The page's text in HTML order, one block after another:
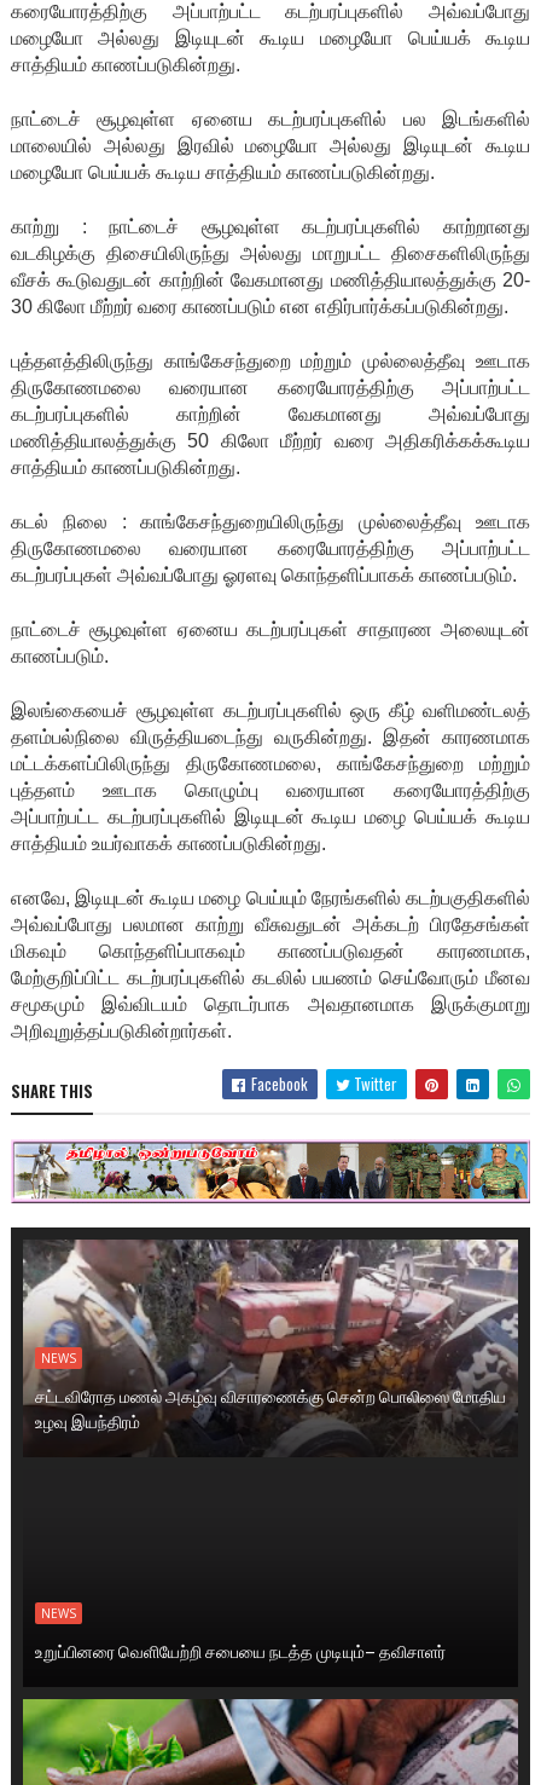
கரையோரத்திற்கு அப்பாற்பட்ட கடற்பரப்புகளில் அவ்வப்போது
மழையோ அல்லது இடியுடன் கூடிய மழையோ பெய்யக் கூடிய
சாத்தியம் காணப்படுகின்றது.
நாட்டைச் சூழவுள்ள ஏனைய கடற்பரப்புகளில் பல இடங்களில்
மாலையில் அல்லது இரவில் மழையோ அல்லது இடியுடன் கூடிய
மழையோ பெய்யக் கூடிய சாத்தியம் காணப்படுகின்றது.
காற்று : நாட்டைச் சூழவுள்ள கடற்பரப்புகளில் காற்றானது
வடகிழக்கு திசையிலிருந்து அல்லது மாறுபட்ட திசைகளிலிருந்து
வீசக் கூடுவதுடன் காற்றின் வேகமானது மணித்தியாலத்துக்கு 20-
30 கிலோ மீற்றர் வரை காணப்படும் என எதிர்பார்க்கப்படுகின்றது.
புத்தளத்திலிருந்து காங்கேசந்துறை மற்றும் முல்லைத்தீவு ஊடாக
திருகோணமலை வரையான கரையோரத்திற்கு அப்பாற்பட்ட
கடற்பரப்புகளில் காற்றின் வேகமானது அவ்வப்போது
மணித்தியாலத்துக்கு 50 கிலோ மீற்றர் வரை அதிகரிக்கக்கூடிய
சாத்தியம் காணப்படுகின்றது.
கடல் நிலை : காங்கேசந்துறையிலிருந்து முல்லைத்தீவு ஊடாக
திருகோணமலை வரையான கரையோரத்திற்கு அப்பாற்பட்ட
கடற்பரப்புகள் அவ்வப்போது ஓரளவு கொந்தளிப்பாகக் காணப்படும்.
நாட்டைச் சூழவுள்ள ஏனைய கடற்பரப்புகள் சாதாரண அலையுடன்
காணப்படும்.
இலங்கையைச் சூழவுள்ள கடற்பரப்புகளில் ஒரு கீழ் வளிமண்டலத்
தளம்பல்நிலை விருத்தியடைந்து வருகின்றது. இதன் காரணமாக
மட்டக்களப்பிலிருந்து திருகோணமலை, காங்கேசந்துறை மற்றும்
புத்தளம் ஊடாக கொழும்பு வரையான கரையோரத்திற்கு
அப்பாற்பட்ட கடற்பரப்புகளில் இடியுடன் கூடிய மழை பெய்யக் கூடிய
சாத்தியம் உயர்வாகக் காணப்படுகின்றது.
எனவே, இடியுடன் கூடிய மழை பெய்யும் நேரங்களில் கடற்பகுதிகளில்
அவ்வப்போது பலமான காற்று வீசுவதுடன் அக்கடற் பிரதேசங்கள்
மிகவும் கொந்தளிப்பாகவும் காணப்படுவதன் காரணமாக,
மேற்குறிப்பிட்ட கடற்பரப்புகளில் கடலில் பயணம் செய்வோரும் மீனவ
சமூகமும் இவ்விடயம் தொடர்பாக அவதானமாக இருக்குமாறு
அறிவுறுத்தப்படுகின்றார்கள்.
SHARE THIS Facebook Twitter
NEWS
சட்டவிரோத மணல் அகழ்வு விசாரணைக்கு சென்ற பொலிஸை மோதிய
உழவு இயந்திரம்
NEWS
உறுப்பினரை வெளியேற்றி சபையை நடத்த முடியும்– தவிசாளர்